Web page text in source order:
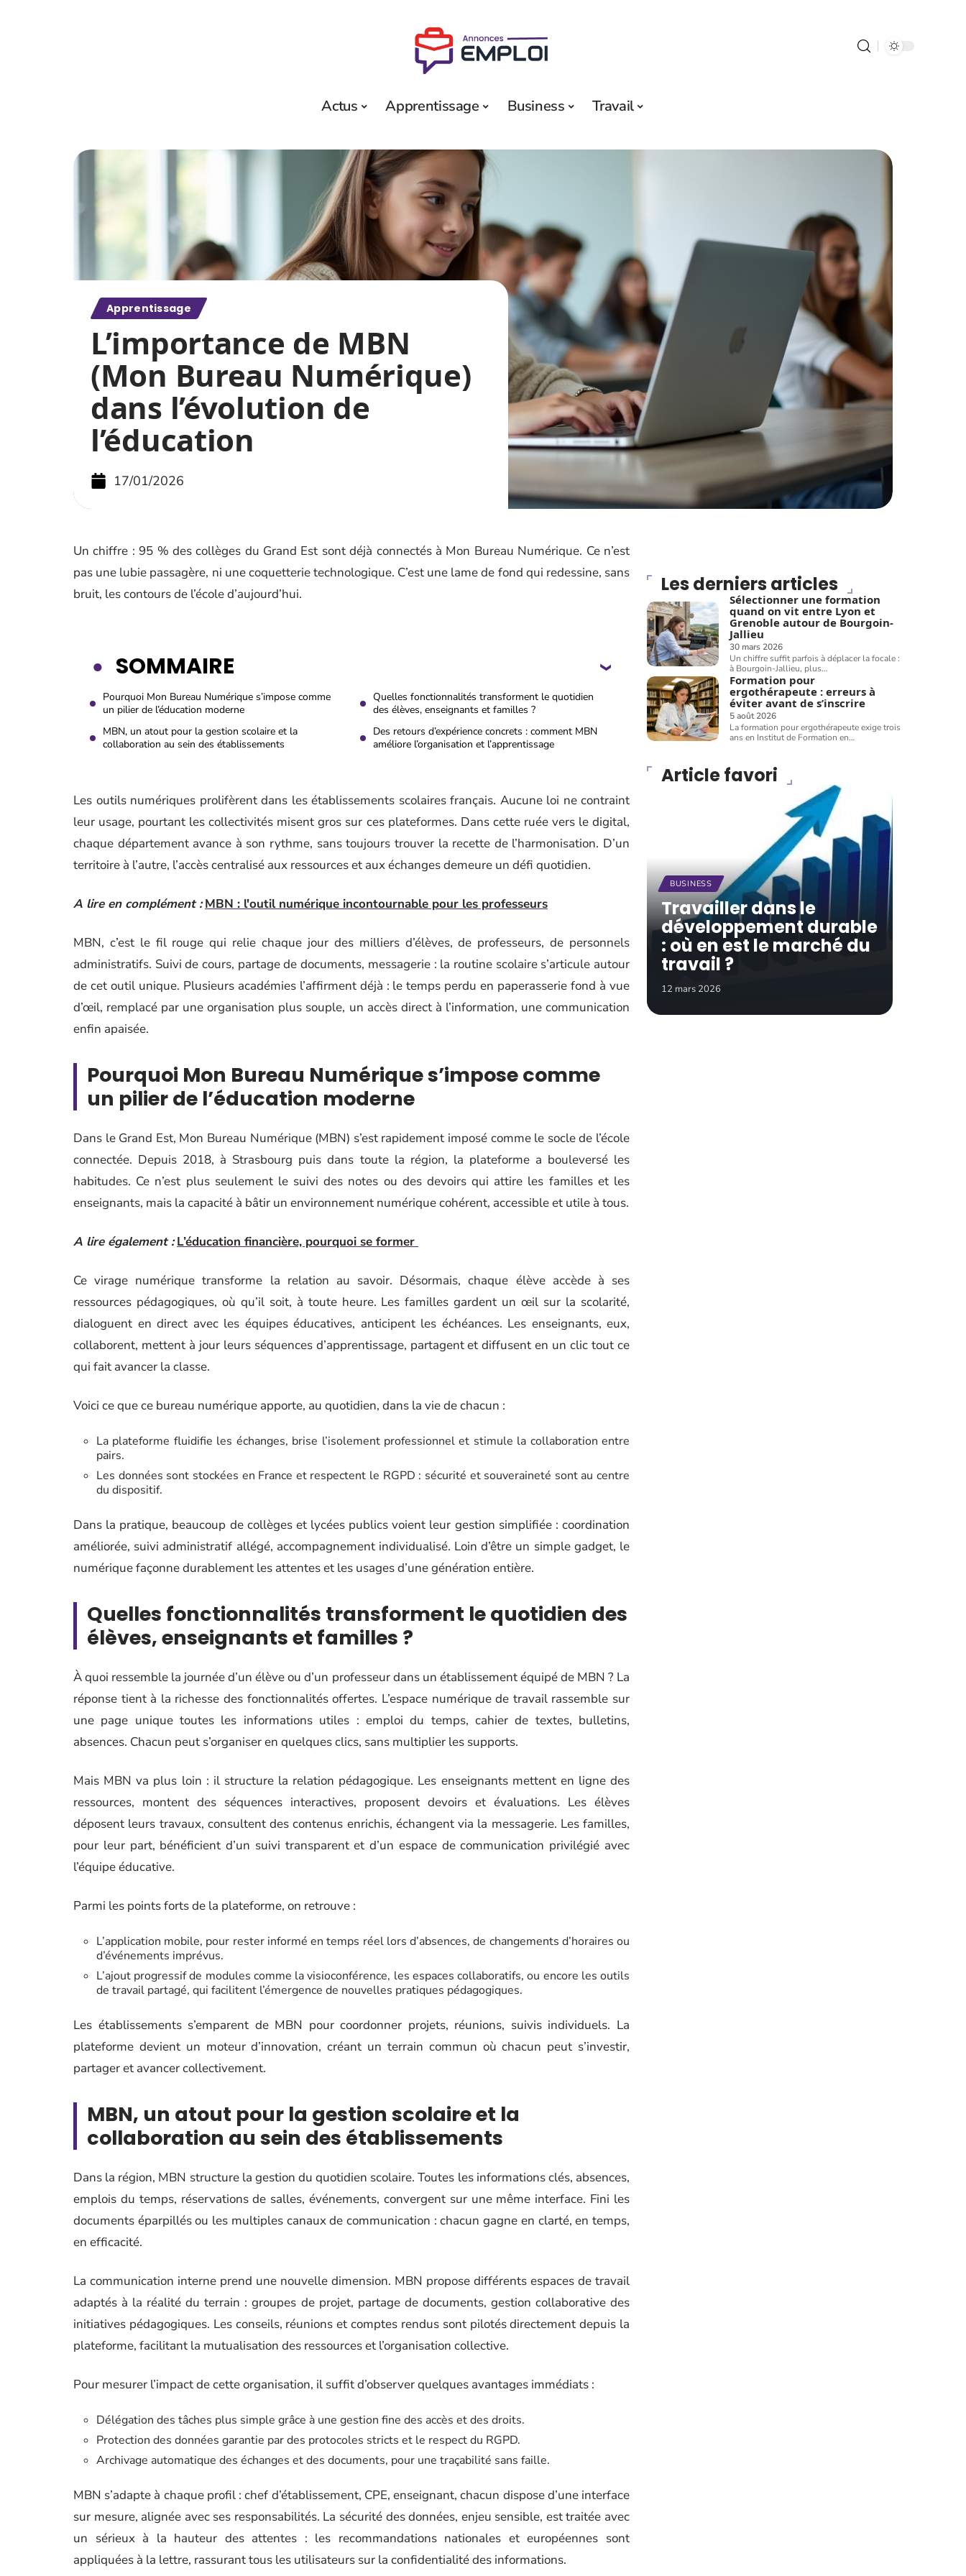
Actus Apprentissage Business Travail
Apprentissage
L’importance de MBN
(Mon Bureau Numérique)
dans l’évolution de
l’éducation
17/01/2026
Un chiffre : 95 % des collèges du Grand Est sont déjà connectés à Mon Bureau Numérique. Ce n’est
pas une lubie passagère, ni une coquetterie technologique. C’est une lame de fond qui redessine, sans
bruit, les contours de l’école d’aujourd’hui.
SOMMAIRE
Pourquoi Mon Bureau Numérique s’impose comme
un pilier de l’éducation moderne
Quelles fonctionnalités transforment le quotidien
des élèves, enseignants et familles ?
MBN, un atout pour la gestion scolaire et la
collaboration au sein des établissements
Des retours d’expérience concrets : comment MBN
améliore l’organisation et l’apprentissage
Les outils numériques prolifèrent dans les établissements scolaires français. Aucune loi ne contraint
leur usage, pourtant les collectivités misent gros sur ces plateformes. Dans cette ruée vers le digital,
chaque département avance à son rythme, sans toujours trouver la recette de l’harmonisation. D’un
territoire à l’autre, l’accès centralisé aux ressources et aux échanges demeure un défi quotidien.
A lire en complément : MBN : l'outil numérique incontournable pour les professeurs
MBN, c’est le fil rouge qui relie chaque jour des milliers d’élèves, de professeurs, de personnels
administratifs. Suivi de cours, partage de documents, messagerie : la routine scolaire s’articule autour
de cet outil unique. Plusieurs académies l’affirment déjà : le temps perdu en paperasserie fond à vue
d’œil, remplacé par une organisation plus souple, un accès direct à l’information, une communication
enfin apaisée.
Pourquoi Mon Bureau Numérique s’impose comme
un pilier de l’éducation moderne
Dans le Grand Est, Mon Bureau Numérique (MBN) s’est rapidement imposé comme le socle de l’école
connectée. Depuis 2018, à Strasbourg puis dans toute la région, la plateforme a bouleversé les
habitudes. Ce n’est plus seulement le suivi des notes ou des devoirs qui attire les familles et les
enseignants, mais la capacité à bâtir un environnement numérique cohérent, accessible et utile à tous.
A lire également : L’éducation financière, pourquoi se former
Ce virage numérique transforme la relation au savoir. Désormais, chaque élève accède à ses
ressources pédagogiques, où qu’il soit, à toute heure. Les familles gardent un œil sur la scolarité,
dialoguent en direct avec les équipes éducatives, anticipent les échéances. Les enseignants, eux,
collaborent, mettent à jour leurs séquences d’apprentissage, partagent et diffusent en un clic tout ce
qui fait avancer la classe.
Voici ce que ce bureau numérique apporte, au quotidien, dans la vie de chacun :
La plateforme fluidifie les échanges, brise l’isolement professionnel et stimule la collaboration entre
pairs.
Les données sont stockées en France et respectent le RGPD : sécurité et souveraineté sont au centre
du dispositif.
Dans la pratique, beaucoup de collèges et lycées publics voient leur gestion simplifiée : coordination
améliorée, suivi administratif allégé, accompagnement individualisé. Loin d’être un simple gadget, le
numérique façonne durablement les attentes et les usages d’une génération entière.
Quelles fonctionnalités transforment le quotidien des
élèves, enseignants et familles ?
À quoi ressemble la journée d’un élève ou d’un professeur dans un établissement équipé de MBN ? La
réponse tient à la richesse des fonctionnalités offertes. L’espace numérique de travail rassemble sur
une page unique toutes les informations utiles : emploi du temps, cahier de textes, bulletins,
absences. Chacun peut s’organiser en quelques clics, sans multiplier les supports.
Mais MBN va plus loin : il structure la relation pédagogique. Les enseignants mettent en ligne des
ressources, montent des séquences interactives, proposent devoirs et évaluations. Les élèves
déposent leurs travaux, consultent des contenus enrichis, échangent via la messagerie. Les familles,
pour leur part, bénéficient d’un suivi transparent et d’un espace de communication privilégié avec
l’équipe éducative.
Parmi les points forts de la plateforme, on retrouve :
L’application mobile, pour rester informé en temps réel lors d’absences, de changements d’horaires ou
d’événements imprévus.
L’ajout progressif de modules comme la visioconférence, les espaces collaboratifs, ou encore les outils
de travail partagé, qui facilitent l’émergence de nouvelles pratiques pédagogiques.
Les établissements s’emparent de MBN pour coordonner projets, réunions, suivis individuels. La
plateforme devient un moteur d’innovation, créant un terrain commun où chacun peut s’investir,
partager et avancer collectivement.
MBN, un atout pour la gestion scolaire et la
collaboration au sein des établissements
Dans la région, MBN structure la gestion du quotidien scolaire. Toutes les informations clés, absences,
emplois du temps, réservations de salles, événements, convergent sur une même interface. Fini les
documents éparpillés ou les multiples canaux de communication : chacun gagne en clarté, en temps,
en efficacité.
La communication interne prend une nouvelle dimension. MBN propose différents espaces de travail
adaptés à la réalité du terrain : groupes de projet, partage de documents, gestion collaborative des
initiatives pédagogiques. Les conseils, réunions et comptes rendus sont pilotés directement depuis la
plateforme, facilitant la mutualisation des ressources et l’organisation collective.
Pour mesurer l’impact de cette organisation, il suffit d’observer quelques avantages immédiats :
Délégation des tâches plus simple grâce à une gestion fine des accès et des droits.
Protection des données garantie par des protocoles stricts et le respect du RGPD.
Archivage automatique des échanges et des documents, pour une traçabilité sans faille.
MBN s’adapte à chaque profil : chef d’établissement, CPE, enseignant, chacun dispose d’une interface
sur mesure, alignée avec ses responsabilités. La sécurité des données, enjeu sensible, est traitée avec
un sérieux à la hauteur des attentes : les recommandations nationales et européennes sont
appliquées à la lettre, rassurant tous les utilisateurs sur la confidentialité des informations.
Les derniers articles
Sélectionner une formation
quand on vit entre Lyon et
Grenoble autour de Bourgoin-
Jallieu
30 mars 2026
Un chiffre suffit parfois à déplacer la focale :
à Bourgoin-Jallieu, plus…
Formation pour
ergothérapeute : erreurs à
éviter avant de s’inscrire
5 août 2026
La formation pour ergothérapeute exige trois
ans en Institut de Formation en…
Article favori
BUSINESS
Travailler dans le
développement durable
: où en est le marché du
travail ?
12 mars 2026